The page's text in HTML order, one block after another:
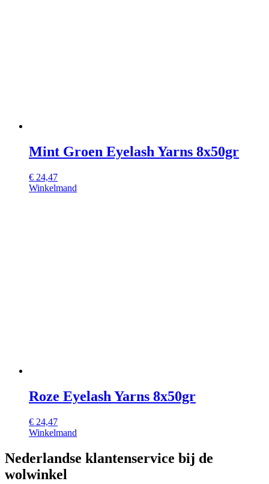
Mint Groen Eyelash Yarns 8x50gr
€ 24,47
Winkelmand
Roze Eyelash Yarns 8x50gr
€ 24,47
Winkelmand
Nederlandse klantenservice bij de
wolwinkel